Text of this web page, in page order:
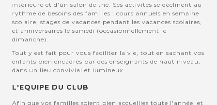
intérieure et d'un salon de thé. Ses activités se déclinent au
rythme de besoins des familles : cours annuels en semaine
scolaire, stages de vacances pendant les vacances scolaires,
et anniversaires le samedi (occasionnellement le
dimanche).
Tout y est fait pour vous faciliter la vie, tout en sachant vos
enfants bien encadrés par des enseignants de haut niveau,
dans un lieu convivial et lumineux.
L'EQUIPE DU CLUB
Afin que vos familles soient bien accuellies toute l'année, et